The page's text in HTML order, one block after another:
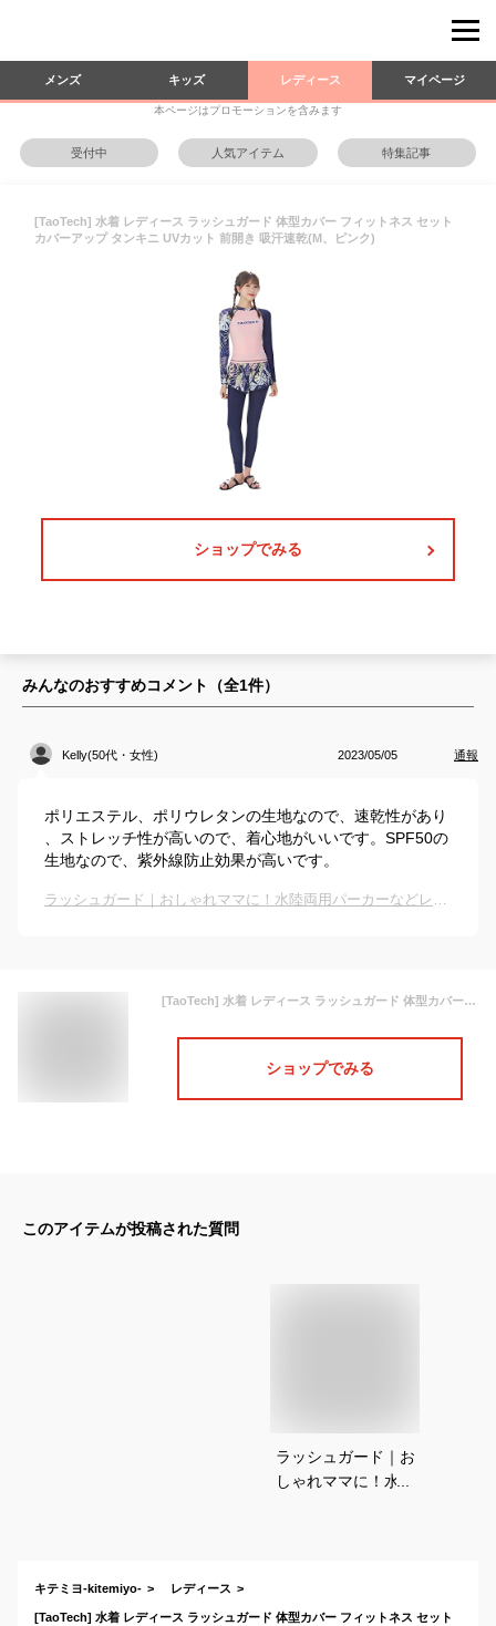
メンズ キッズ レディース マイページ
本ページはプロモーションを含みます
受付中 人気アイテム 特集記事
[TaoTech] 水着 レディース ラッシュガード 体型カバー フィットネス セット
カバーアップ タンキニ UVカット 前開き 吸汗速乾(M、ピンク)
ショップでみる
みんなのおすすめコメント（全1件）
Kelly(50代・女性) 2023/05/05 通報
ポリエステル、ポリウレタンの生地なので、速乾性があり
、ストレッチ性が高いので、着心地がいいです。SPF50の
生地なので、紫外線防止効果が高いです。
ラッシュガード｜おしゃれママに！水陸両用パーカーなどレディースのプール用日焼け防止服のおすすめは？
[TaoTech] 水着 レディース ラッシュガード 体型カバー フィットネス セット カバーアップ タンキニ UVカット 前開き 吸汗速乾(M、ピンク)
ショップでみる
このアイテムが投稿された質問
ラッシュガード｜お
しゃれママに！水陸
キテミヨ-kitemiyo- レディース
[TaoTech] 水着 レディース ラッシュガード 体型カバー フィットネス セット